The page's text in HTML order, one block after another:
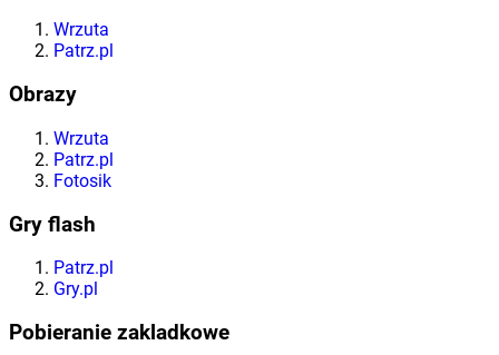
Wrzuta
Patrz.pl
Obrazy
Wrzuta
Patrz.pl
Fotosik
Gry flash
Patrz.pl
Gry.pl
Pobieranie zakladkowe